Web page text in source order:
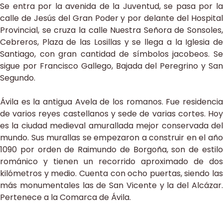
Se entra por la avenida de la Juventud, se pasa por la
calle de Jesús del Gran Poder y por delante del Hospital
Provincial, se cruza la calle Nuestra Señora de Sonsoles,
Cebreros, Plaza de las Losillas y se llega a la Iglesia de
Santiago, con gran cantidad de símbolos jacobeos. Se
sigue por Francisco Gallego, Bajada del Peregrino y San
Segundo.
Ávila es la antigua Avela de los romanos. Fue residencia
de varios reyes castellanos y sede de varias cortes. Hoy
es la ciudad medieval amurallada mejor conservada del
mundo. Sus murallas se empezaron a construir en el año
1090 por orden de Raimundo de Borgoña, son de estilo
románico y tienen un recorrido aproximado de dos
kilómetros y medio. Cuenta con ocho puertas, siendo las
más monumentales las de San Vicente y la del Alcázar.
Pertenece a la Comarca de Ávila.